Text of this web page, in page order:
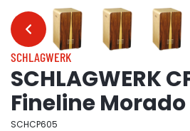
…
SCHLAGWERK
SCHLAGWERK
Fineline Morado
SCHCP605